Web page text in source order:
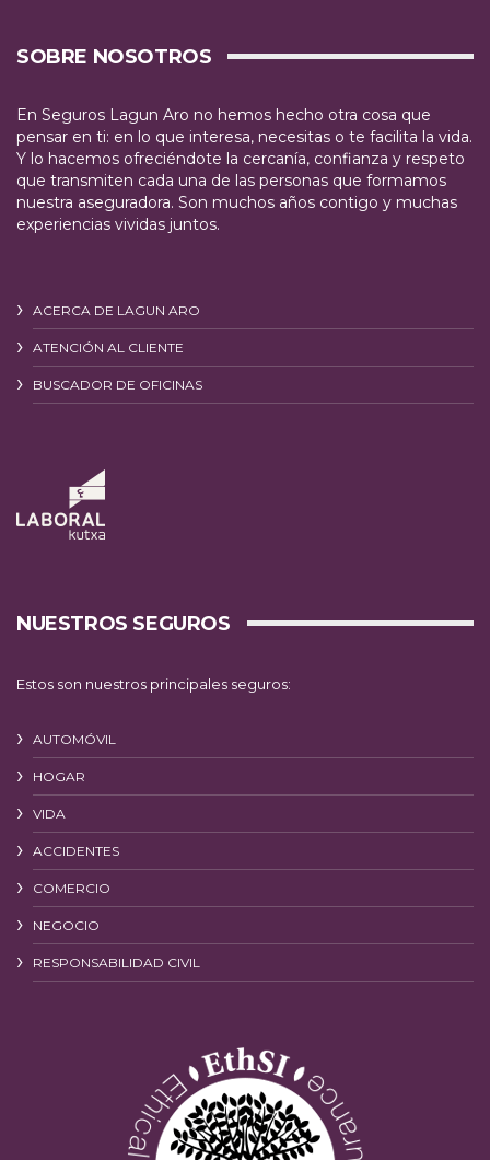
SOBRE NOSOTROS
En Seguros Lagun Aro no hemos hecho otra cosa que
pensar en ti: en lo que interesa, necesitas o te facilita la vida.
Y lo hacemos ofreciéndote la cercanía, confianza y respeto
que transmiten cada una de las personas que formamos
nuestra aseguradora. Son muchos años contigo y muchas
experiencias vividas juntos.
ACERCA DE LAGUN ARO
ATENCIÓN AL CLIENTE
BUSCADOR DE OFICINAS
NUESTROS SEGUROS
Estos son nuestros principales seguros:
AUTOMÓVIL
HOGAR
VIDA
ACCIDENTES
COMERCIO
NEGOCIO
RESPONSABILIDAD CIVIL